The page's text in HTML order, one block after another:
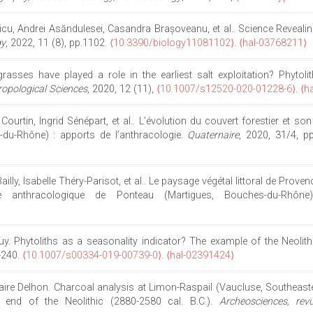
Andrei Asăndulesei, Casandra Brașoveanu, et al.. Science
, 2022, 11 (8), pp.1102. ⟨10.3390/biology11081102⟩. ⟨hal-03768211⟩
have played a role in the earliest salt exploitation?
Sciences, 2020, 12 (11), ⟨10.1007/s12520-020-01228-6⟩.
Ingrid Sénépart, et al.. L’évolution du couvert forestier et
Rhône) : apports de l’anthracologie. Quaternaire, 2020, 31/4,
Isabelle Théry-Parisot, et al.. Le paysage végétal littoral de
de Ponteau (Martigues, Bouches-du-
Phytoliths as a seasonality indicator? The example of the
⟨10.1007/s00334-019-00739-0⟩. ⟨hal-02391424⟩
Delhon. Charcoal analysis at Limon-Raspail (Vaucluse,
of the Neolithic (2880-2580 cal. B.C.). Archeosciences,